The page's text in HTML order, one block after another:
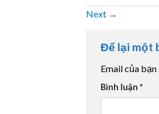
Next →
Để lại một
Email của
Bình luận *